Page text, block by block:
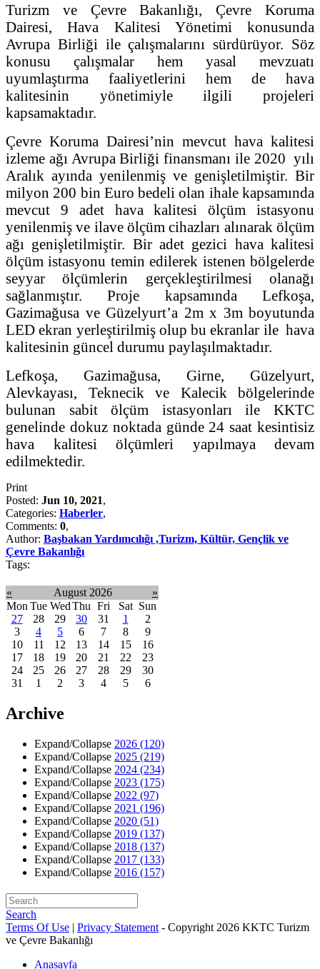
Turizm ve Çevre Bakanlığı, Çevre Koruma
Dairesi, Hava Kalitesi Yönetimi konusunda
Avrupa Birliği ile çalışmalarını sürdürüyor. Söz
konusu çalışmalar hem yasal mevzuatı
uyumlaştırma faaliyetlerini hem de hava
kalitesinin yönetimiyle ilgili projeleri
kapsamaktadır.
Çevre Koruma Dairesi’nin mevcut hava kalitesi
izleme ağı Avrupa Birliği finansmanı ile 2020 yılı
Aralık ayında yenilenmiş ve genişletilmiştir. Bir
milyon 200 bin Euro bedeli olan ihale kapsamında
mevcut 9 adet hava kalitesi ölçüm istasyonu
yenilenmiş ve ilave ölçüm cihazları alınarak ölçüm
ağı genişletilmiştir. Bir adet gezici hava kalitesi
ölçüm istasyonu temin edilerek istenen bölgelerde
seyyar ölçümlerin gerçekleştirilmesi olanağı
sağlanmıştır. Proje kapsamında Lefkoşa,
Gazimağusa ve Güzelyurt’a 2m x 3m boyutunda
LED ekran yerleştirilmiş olup bu ekranlar ile hava
kalitesinin güncel durumu paylaşılmaktadır.
Lefkoşa, Gazimağusa, Girne, Güzelyurt,
Alevkayası, Teknecik ve Kalecik bölgelerinde
bulunan sabit ölçüm istasyonları ile KKTC
genelinde dokuz noktada günde 24 saat kesintisiz
hava kalitesi ölçümleri yapılmaya devam
edilmektedir.
Print
Posted: Jun 10, 2021,
Categories: Haberler,
Comments: 0,
Author: Başbakan Yardımcılığı ,Turizm, Kültür, Gençlik ve
Çevre Bakanlığı
Tags:
« August 2026
»
Mon Tue WedThu Fri Sat Sun
27
28 29 30 31 1
2
3
4 5 6 7 8
9
10
11 12 13 14 15
16
17
18 19 20 21 22
23
24
25 26 27 28 29
30
31
1 2 3 4 5 6
Archive
Expand/Collapse 2026 (120)
Expand/Collapse 2025 (219)
Expand/Collapse 2024 (234)
Expand/Collapse 2023 (175)
Expand/Collapse 2022 (97)
Expand/Collapse 2021 (196)
Expand/Collapse 2020 (51)
Expand/Collapse 2019 (137)
Expand/Collapse 2018 (137)
Expand/Collapse 2017 (133)
Expand/Collapse 2016 (157)
Search
Terms Of Use | Privacy Statement - Copyright 2026 KKTC Turizm
ve Çevre Bakanlığı
Anasayfa